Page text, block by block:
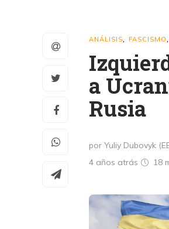
ANÁLISIS FASCISMO
a
Rusia
por Yuliy Dubovyk
4 años atrás
18